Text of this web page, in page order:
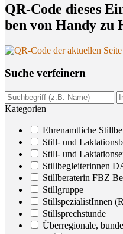
QR-Code die­ses
ben von Han­dy zu
Suche ver­fei­nern
Kategorien
Ehrenamtliche
Still- und
Still- und
Stillbegleiterinnen
Stillberaterin FBZ
Stillgruppe
StillspezialistInnen
Stillsprechstunde
Überregionale,